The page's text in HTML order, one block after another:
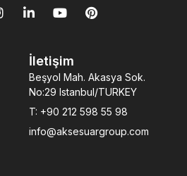
L
e
d
i
n
-
i
n
Y
u
b
e
P
r
e
s
t
İletişim
Beşyol Mah. Akasya Sok.
No:29 Istanbul/TURKEY
T: +90 212 598 55 98
info@aksesuargroup.com